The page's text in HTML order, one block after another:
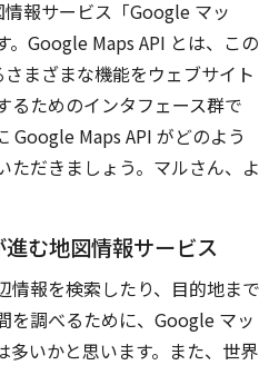
報サービス「Google マッ
。Google Maps API とは、この
まざまな機能をウェブサイト
るためのインタフェース群で
Google Maps API がどのよう
ただきましょう。マルさん、よ
む地図情報サービス
情報を検索したり、目的地まで
を調べるために、Google マッ
多いかと思います。また、世界